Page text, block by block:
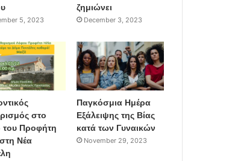
5, 2023
ζημιώνει
December 3, 2023
στο
Προφήτη
Νέα
Παγκόσμια Ημέρα
Εξάλειψης της Βίας
κατά των Γυναικών
November 29, 2023